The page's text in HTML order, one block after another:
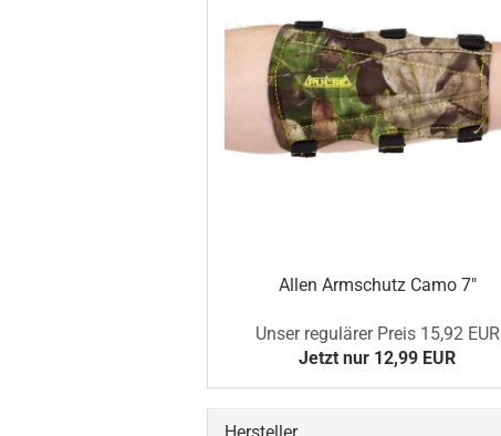
Allen Armschutz Camo 7"
Unser regulärer Preis 15,92 EUR
Jetzt nur 12,99 EUR